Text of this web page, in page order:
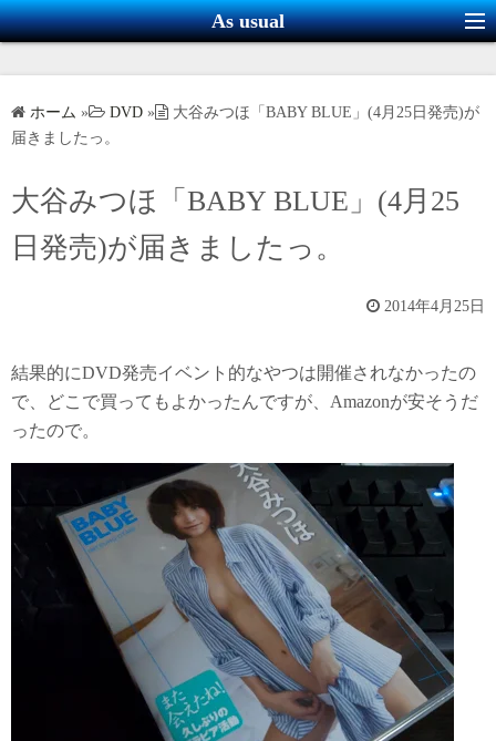
コ
ン
ツ
キ
As usual
ホーム » DVD »
大谷みつほ「BABY BLUE」(4月25日発売)が
届きましたっ。
大谷みつほ「BABY BLUE」(4月25
日発売)が届きましたっ。
2014年4月25日
結果的にDVD発売イベント的なやつは開催されなかったの
で、どこで買ってもよかったんですが、Amazonが安そうだ
ったので。